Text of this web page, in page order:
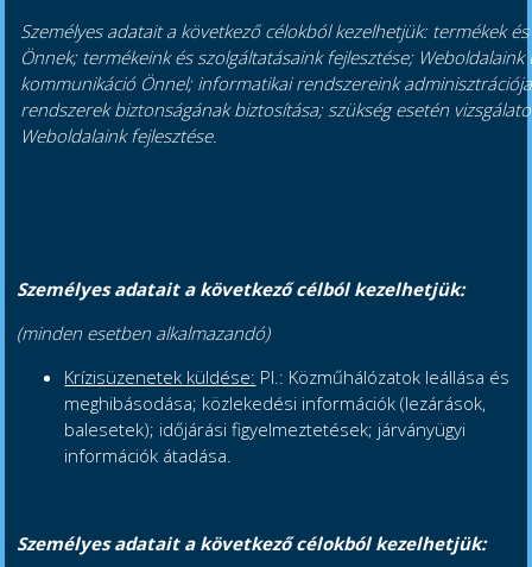
Személyes adatait a következő célokból kezelhetjük: termékek
Önnek; termékeink és szolgáltatásaink fejlesztése; Weboldalaink
kommunikáció Önnel; informatikai rendszereink
rendszerek biztonságának biztosítása; szükség esetén
Weboldalaink fejlesztése.
Személyes adatait a következő célból kezelhetjük:
(minden esetben alkalmazandó)
Krízisüzenetek küldése: Pl.: Közműhálózatok leállása és
meghibásodása; közlekedési információk (lezárások,
balesetek); időjárási figyelmeztetések; járványügyi
információk átadása.
Személyes adatait a következő célokból kezelhetjük: